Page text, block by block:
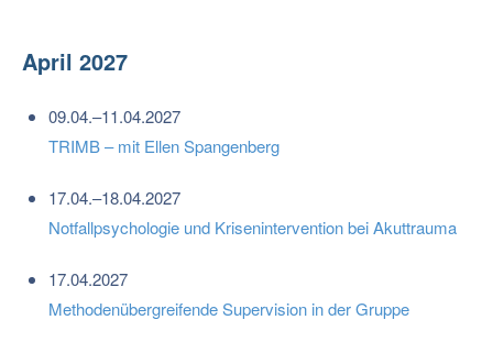
April 2027
09.04.–11.04.2027
TRIMB – mit Ellen Spangenberg
17.04.–18.04.2027
Notfallpsychologie und Krisenintervention bei Akuttrauma
17.04.2027
Methodenübergreifende Supervision in der Gruppe